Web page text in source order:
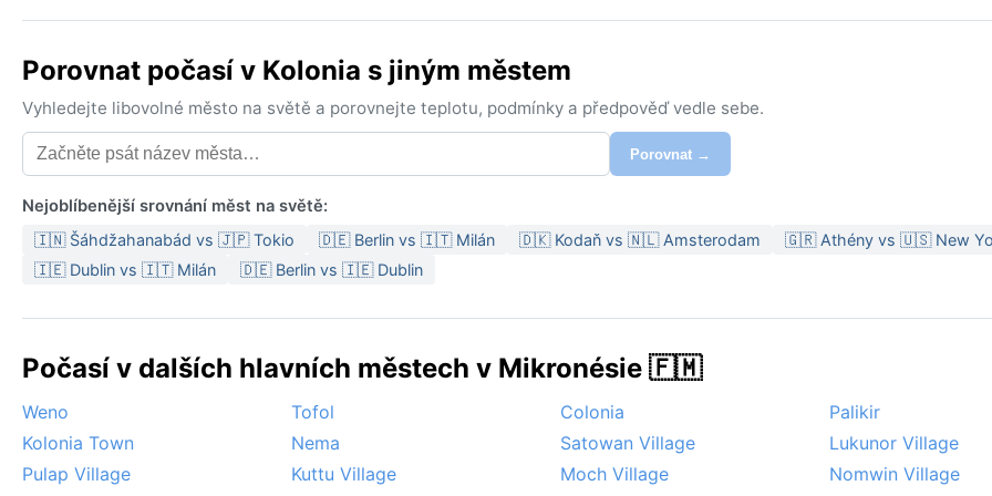
Porovnat počasí v Kolonia s jiným městem
Vyhledejte libovolné město na světě a porovnejte teplotu, podmínky a předpověď vedle sebe.
Porovnat →
Nejoblíbenější srovnání měst na světě:
🇮🇳 Šáhdžahanabád vs 🇯🇵 Tokio 🇩🇪 Berlin vs 🇮🇹 Milán 🇩🇰 Kodaň vs 🇳🇱 Amsterodam
🇬🇷 Athény vs 🇺🇸 New
🇮🇪 Dublin vs 🇮🇹 Milán
🇩🇪 Berlin vs 🇮🇪 Dublin
Počasí v dalších hlavních městech v Mikronésie 🇫🇲
Weno Tofol Colonia
Palikir
Kolonia Town
Nema Satowan Village
Lukunor Village
Pulap Village
Kuttu Village Moch Village
Nomwin Village